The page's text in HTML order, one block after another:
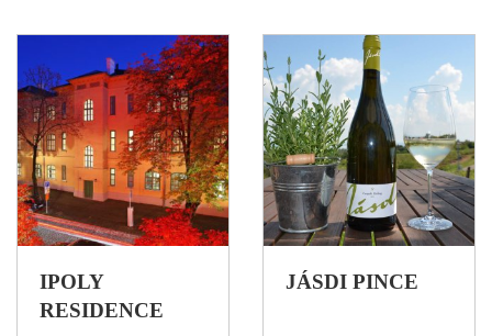
IPOLY
RESIDENCE
JÁSDI PINCE